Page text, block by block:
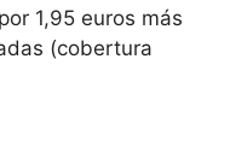
1,95 euros más
(cobertura